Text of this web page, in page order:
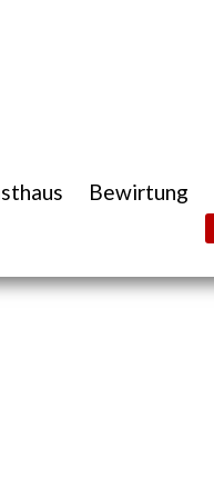
Bewirtung